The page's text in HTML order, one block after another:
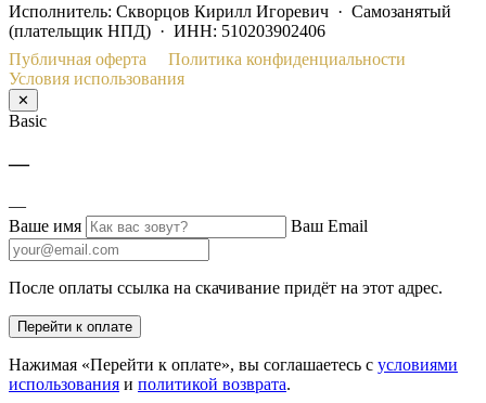
Исполнитель: Скворцов Кирилл Игоревич · Самозанятый
(плательщик НПД) · ИНН: 510203902406
Публичная оферта
Политика конфиденциальности
Условия использования
✕
Basic
—
—
Ваше имя
Ваш Email
После оплаты ссылка на скачивание придёт на этот адрес.
Перейти к оплате
Нажимая «Перейти к оплате», вы соглашаетесь с условиями
использования и политикой возврата.